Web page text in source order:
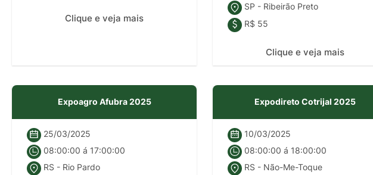
Clique e veja mais
SP - Ribeirão Preto
R$ 55
Clique e veja mais
Expoagro Afubra 2025
25/03/2025
08:00:00 á 17:00:00
RS - Rio Pardo
Expodireto Cotrijal 2025
10/03/2025
08:00:00 á 18:00:00
RS - Não-Me-Toque